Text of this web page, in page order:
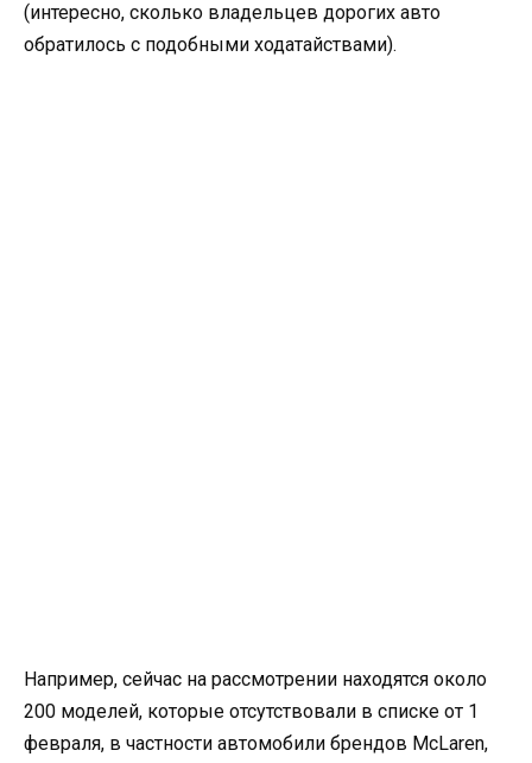
(интересно, сколько владельцев дорогих авто
обратилось с подобными ходатайствами).
Например, сейчас на рассмотрении находятся около
200 моделей, которые отсутствовали в списке от 1
февраля, в частности автомобили брендов McLaren,